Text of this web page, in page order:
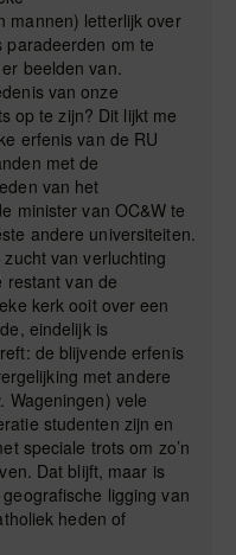
mannen) letterlijk over
paradeerden om te
beelden van.
van onze
op te zijn? Dit lijkt me
erfenis van de RU
met de
van het
minister van OC&W te
andere universiteiten.
van verluchting
restant van de
kerk ooit over een
eindelijk is
de blijvende erfenis
met andere
Wageningen) vele
studenten zijn en
speciale trots om zo’n
Dat blijft, maar is
ligging van
heden of